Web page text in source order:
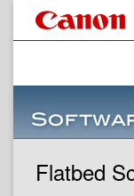
Flatbed